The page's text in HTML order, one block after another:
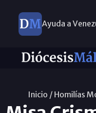
Ayuda a
Inicio / Homilías